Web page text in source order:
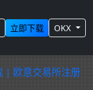
立即下载 OKX
官方正版